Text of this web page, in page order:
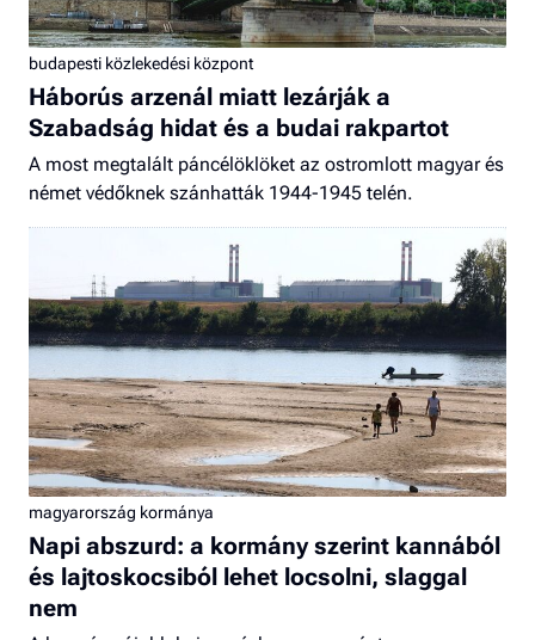
budapesti közlekedési központ
Háborús arzenál miatt lezárják a
Szabadság hidat és a budai rakpartot
A most megtalált páncélöklöket az ostromlott magyar és
német védőknek szánhatták 1944-1945 telén.
magyarország kormánya
Napi abszurd: a kormány szerint kannából
és lajtoskocsiból lehet locsolni, slaggal
nem